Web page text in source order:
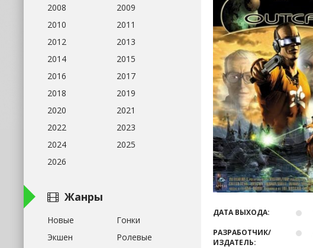
ДАТА ВЫХОДА:
РАЗРАБОТЧИК/
ИЗДАТЕЛЬ:
2008
2009
2010
2011
2012
2013
2014
2015
2016
2017
2018
2019
2020
2021
2022
2023
2024
2025
2026
Жанры
Новые
Гонки
Экшен
Ролевые